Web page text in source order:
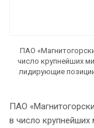
ПАО
число крупнейших
лидирующие
ПАО
в число крупнейших